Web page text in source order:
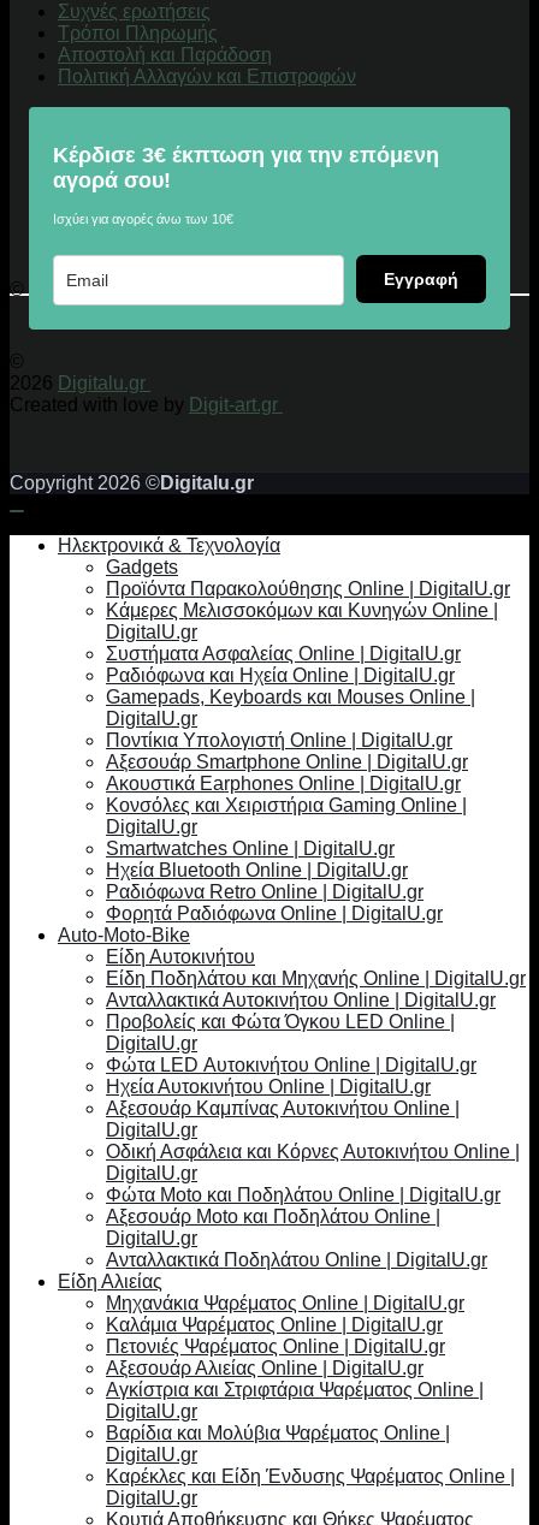
Συχνές ερωτήσεις
Τρόποι Πληρωμής
Αποστολή και Παράδοση
Πολιτική Αλλαγών και Επιστροφών
Κέρδισε 3€ έκπτωση για την επόμενη
αγορά σου!
Ισχύει για αγορές άνω των 10€
Εγγραφή
© 2026 Digitalu.gr
©
2026 Digitalu.gr
Created with love by Digit-art.gr
Copyright 2026 ©Digitalu.gr
Ηλεκτρονικά & Τεχνολογία
Gadgets
Προϊόντα Παρακολούθησης Online | DigitalU.gr
Κάμερες Μελισσοκόμων και Κυνηγών Online |
DigitalU.gr
Συστήματα Ασφαλείας Online | DigitalU.gr
Ραδιόφωνα και Ηχεία Online | DigitalU.gr
Gamepads, Keyboards και Mouses Online |
DigitalU.gr
Ποντίκια Υπολογιστή Online | DigitalU.gr
Αξεσουάρ Smartphone Online | DigitalU.gr
Ακουστικά Earphones Online | DigitalU.gr
Κονσόλες και Χειριστήρια Gaming Online |
DigitalU.gr
Smartwatches Online | DigitalU.gr
Ηχεία Bluetooth Online | DigitalU.gr
Ραδιόφωνα Retro Online | DigitalU.gr
Φορητά Ραδιόφωνα Online | DigitalU.gr
Auto-Moto-Bike
Είδη Αυτοκινήτου
Είδη Ποδηλάτου και Μηχανής Online | DigitalU.gr
Ανταλλακτικά Αυτοκινήτου Online | DigitalU.gr
Προβολείς και Φώτα Όγκου LED Online |
DigitalU.gr
Φώτα LED Αυτοκινήτου Online | DigitalU.gr
Ηχεία Αυτοκινήτου Online | DigitalU.gr
Αξεσουάρ Καμπίνας Αυτοκινήτου Online |
DigitalU.gr
Οδική Ασφάλεια και Κόρνες Αυτοκινήτου Online |
DigitalU.gr
Φώτα Moto και Ποδηλάτου Online | DigitalU.gr
Αξεσουάρ Moto και Ποδηλάτου Online |
DigitalU.gr
Ανταλλακτικά Ποδηλάτου Online | DigitalU.gr
Είδη Αλιείας
Μηχανάκια Ψαρέματος Online | DigitalU.gr
Καλάμια Ψαρέματος Online | DigitalU.gr
Πετονιές Ψαρέματος Online | DigitalU.gr
Αξεσουάρ Αλιείας Online | DigitalU.gr
Αγκίστρια και Στριφτάρια Ψαρέματος Online |
DigitalU.gr
Βαρίδια και Μολύβια Ψαρέματος Online |
DigitalU.gr
Καρέκλες και Είδη Ένδυσης Ψαρέματος Online |
DigitalU.gr
Κουτιά Αποθήκευσης και Θήκες Ψαρέματος